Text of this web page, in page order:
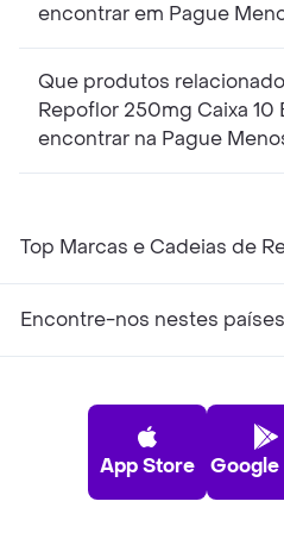
encontrar em Pague
Que produtos
Repoflor 250mg Caixa 10
encontrar na Pague
Top Marcas e Cadeias de
Encontre-nos nestes países
App Store Google